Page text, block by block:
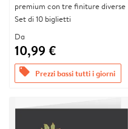
premium con tre finiture diverse
Set di 10 biglietti
Da
10,99 €
offers Prezzi bassi tutti i giorni